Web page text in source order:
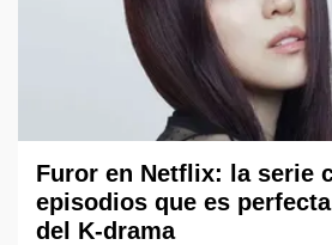
Furor en Netflix: la serie
episodios que es
del K-drama